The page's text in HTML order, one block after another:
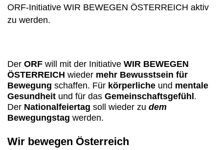
ORF-Initiative WIR BEWEGEN ÖSTERREICH aktiv
zu werden.
Der ORF will mit der Initiative WIR BEWEGEN
ÖSTERREICH wieder mehr Bewusstsein für
Bewegung schaffen. Für körperliche und mentale
Gesundheit und für das Gemeinschaftsgefühl .
Der Nationalfeiertag soll wieder zu dem
Bewegungstag werden.
Wir bewegen Österreich